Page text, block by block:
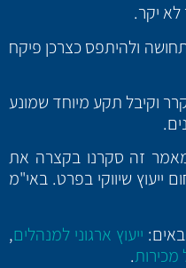
יקר.
תחושה ולהיתפס כצרכן פיקח
וקיבל תקע מיוחד שמונע
זה סקרנו בקצרה את
ייעוץ שיווקי בפרט. באי"מ
ייעוץ ארגוני למנהלים,
מכירות.